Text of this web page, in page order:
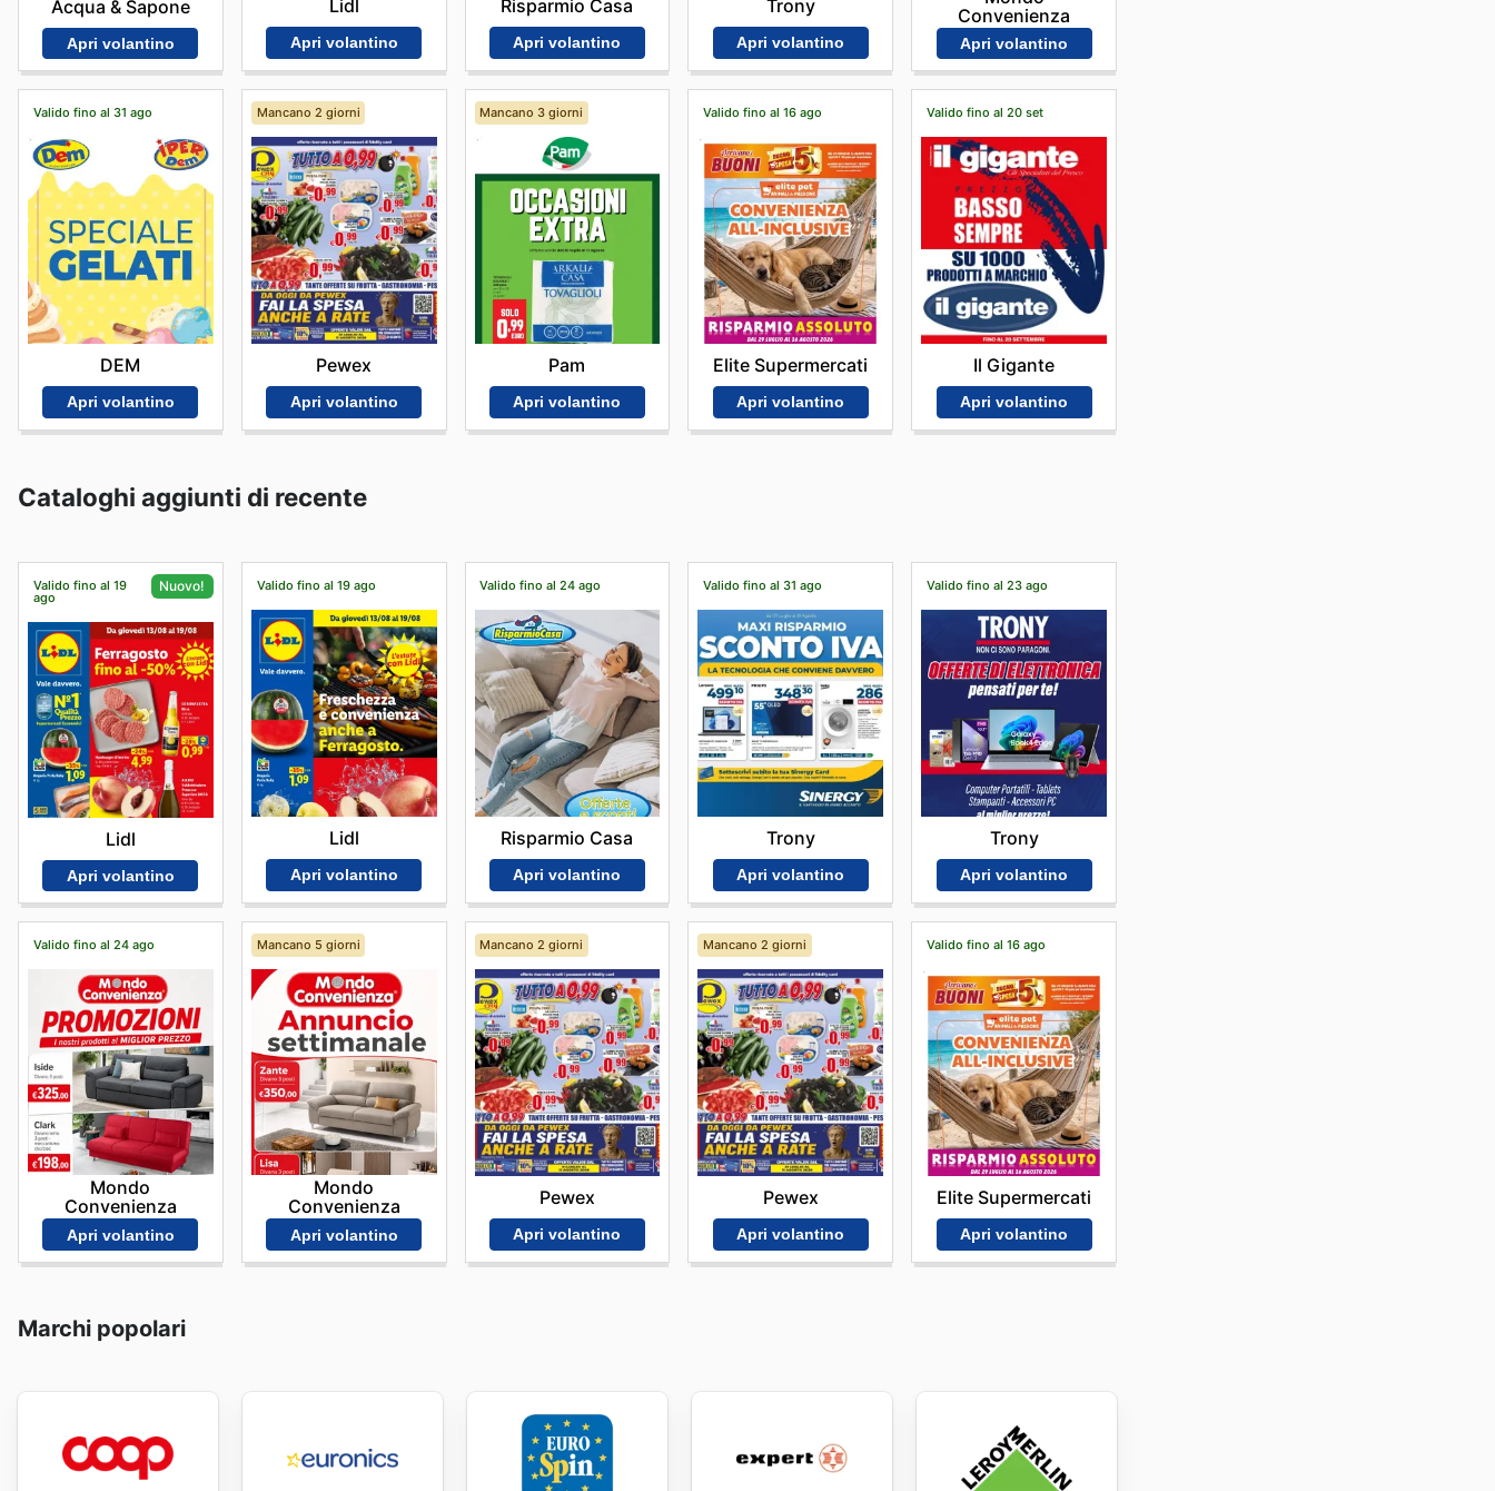
Acqua & Sapone
Apri volantino
Lidl
Apri volantino
Risparmio Casa
Apri volantino
Trony
Apri volantino
Convenienza
Apri volantino
Valido fino al 31 ago
DEM
Apri volantino
Mancano 2 giorni
Pewex
Apri volantino
Mancano 3 giorni
Pam
Apri volantino
Valido fino al 16 ago
Elite Supermercati
Apri volantino
Valido fino al 20 set
Il Gigante
Apri volantino
Cataloghi aggiunti di recente
Valido fino al 19
ago
Nuovo!
Lidl
Apri volantino
Valido fino al 19 ago
Lidl
Apri volantino
Valido fino al 24 ago
Risparmio Casa
Apri volantino
Valido fino al 31 ago
Trony
Apri volantino
Valido fino al 23 ago
Trony
Apri volantino
Valido fino al 24 ago
Mondo
Convenienza
Apri volantino
Mancano 5 giorni
Mondo
Convenienza
Apri volantino
Mancano 2 giorni
Pewex
Apri volantino
Mancano 2 giorni
Pewex
Apri volantino
Valido fino al 16 ago
Elite Supermercati
Apri volantino
Marchi popolari